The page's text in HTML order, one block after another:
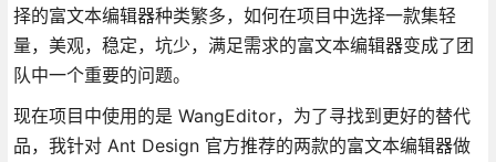
择的富文本编辑器种类繁多，如何在项目中选择一款集轻
量，美观，稳定，坑少，满足需求的富文本编辑器变成了团
队中一个重要的问题。
现在项目中使用的是 WangEditor，为了寻找到更好的替代
品，我针对 Ant Design 官方推荐的两款的富文本编辑器做